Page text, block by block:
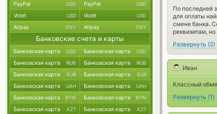
По последней
для оплаты
смене банка.
реквизитам,
Развернуть (2)
Иван
Классный
Развернуть (1)
PayPal USD PayPal USD
Volet USD Volet USD
Alipay CNY Alipay CNY
Банковские счета и карты
Банковская карта USD Банковская карта USD
Банковская карта RUB Банковская карта RUB
Банковская карта EUR Банковская карта EUR
Банковская карта UAH Банковская карта UAH
Банковская карта BYN Банковская карта BYN
Банковская карта KZT Банковская карта KZT